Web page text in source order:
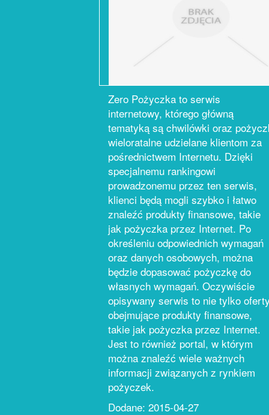
Zero Pożyczka to serwis
internetowy, którego główną
tematyką są chwilówki oraz
wieloratalne udzielane klientom za
pośrednictwem Internetu. Dzięki
specjalnemu rankingowi
prowadzonemu przez ten serwis,
klienci będą mogli szybko i łatwo
znaleźć produkty finansowe, takie
jak pożyczka przez Internet. Po
określeniu odpowiednich wymagań
oraz danych osobowych, można
będzie dopasować pożyczkę do
własnych wymagań. Oczywiście
opisywany serwis to nie tylko
obejmujące produkty finansowe,
takie jak pożyczka przez Internet.
Jest to również portal, w którym
można znaleźć wiele ważnych
informacji związanych z rynkiem
pożyczek.
Dodane: 2015-04-27